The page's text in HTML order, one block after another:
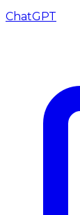
ChatGPT